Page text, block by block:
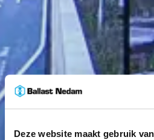
Deze website maakt gebruik